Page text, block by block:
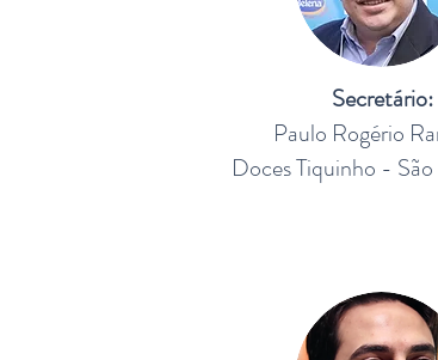
Secretário:
Paulo Rogério
Doces Tiquinho -